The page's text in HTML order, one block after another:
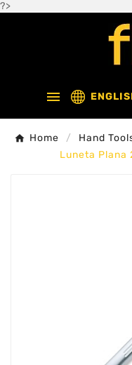
?>

Home Hand
Luneta Plana